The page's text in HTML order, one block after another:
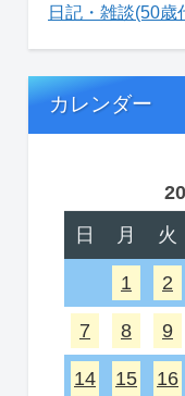
日記・雑談(50歳
カレンダー
日
月 火
1 2
7 8 9
14 15 16